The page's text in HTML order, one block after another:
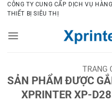
Bỏ
qua
dung
CÔNG TY CUNG CẤP DỊCH VỤ
THIẾT BỊ SIÊU THỊ
TRANG
SẢN PHẨM ĐƯỢC
XPRINTER XP-